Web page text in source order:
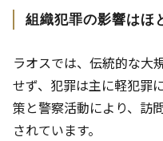
組織犯罪の影響はほ
ラオスでは、伝統的な大
せず、犯罪は主に軽犯罪
策と警察活動により、訪
されています。